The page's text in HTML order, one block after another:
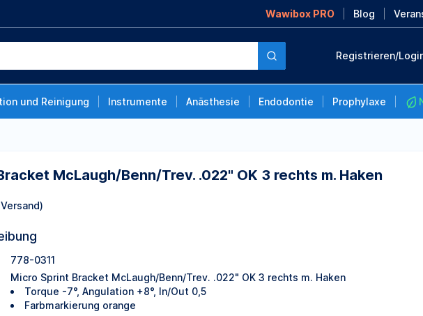
Wawibox PRO Blog
Registrieren/
und Reinigung Instrumente Anästhesie Endodontie Prophylaxe
Benn/Trev. .022" OK 3
McLaugh/Benn/Trev. .022" OK 3 rechts m. Haken
778-0311
Micro Sprint Bracket McLaugh/Benn/Trev. .022" OK 3 rechts m. Haken
Torque -7°, Angulation +8°, In/Out 0,5
Farbmarkierung orange